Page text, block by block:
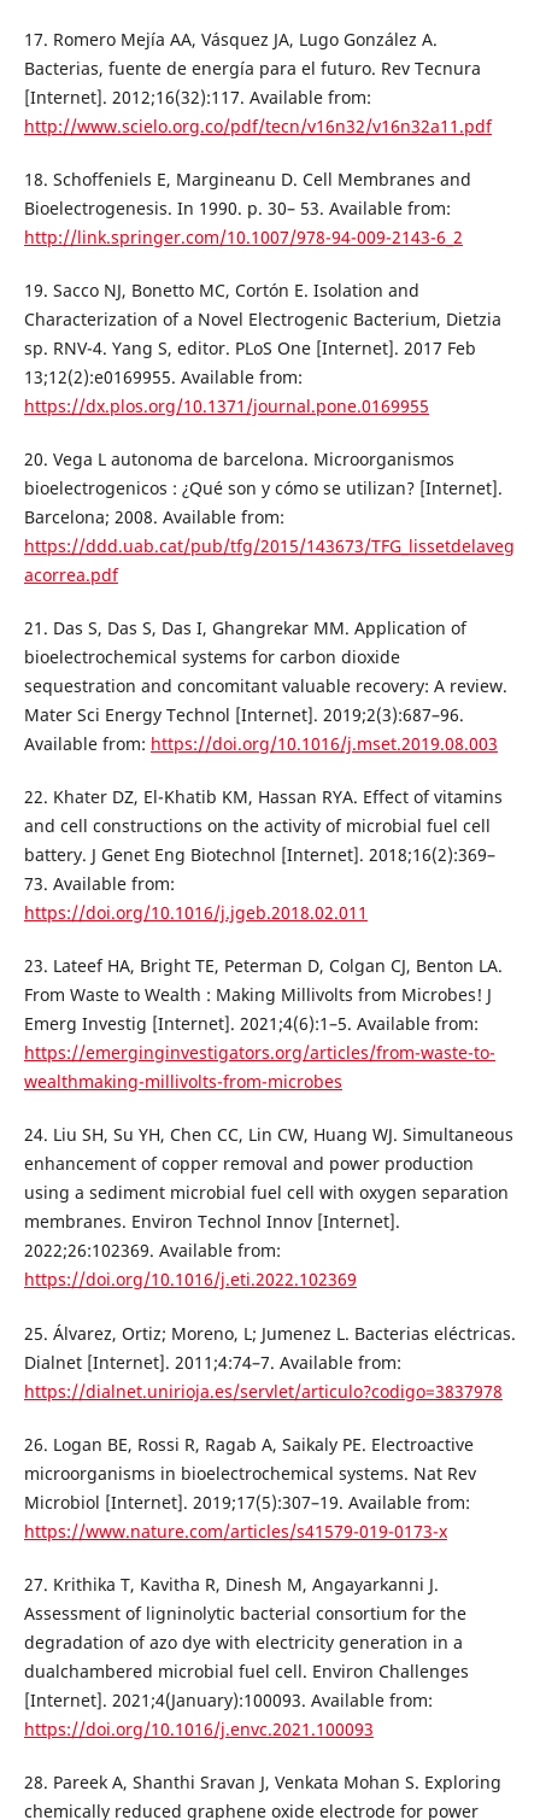
17. Romero Mejía AA, Vásquez JA, Lugo González A.
Bacterias, fuente de energía para el futuro. Rev Tecnura
[Internet]. 2012;16(32):117. Available from:
http://www.scielo.org.co/pdf/tecn/v16n32/v16n32a11.pdf
18. Schoffeniels E, Margineanu D. Cell Membranes and
Bioelectrogenesis. In 1990. p. 30– 53. Available from:
http://link.springer.com/10.1007/978-94-009-2143-6_2
19. Sacco NJ, Bonetto MC, Cortón E. Isolation and
Characterization of a Novel Electrogenic Bacterium, Dietzia
sp. RNV-4. Yang S, editor. PLoS One [Internet]. 2017 Feb
13;12(2):e0169955. Available from:
https://dx.plos.org/10.1371/journal.pone.0169955
20. Vega L autonoma de barcelona. Microorganismos
bioelectrogenicos : ¿Qué son y cómo se utilizan? [Internet].
Barcelona; 2008. Available from:
https://ddd.uab.cat/pub/tfg/2015/143673/TFG_lissetdelaveg
acorrea.pdf
21. Das S, Das S, Das I, Ghangrekar MM. Application of
bioelectrochemical systems for carbon dioxide
sequestration and concomitant valuable recovery: A review.
Mater Sci Energy Technol [Internet]. 2019;2(3):687–96.
Available from: https://doi.org/10.1016/j.mset.2019.08.003
22. Khater DZ, El-Khatib KM, Hassan RYA. Effect of vitamins
and cell constructions on the activity of microbial fuel cell
battery. J Genet Eng Biotechnol [Internet]. 2018;16(2):369–
73. Available from:
https://doi.org/10.1016/j.jgeb.2018.02.011
23. Lateef HA, Bright TE, Peterman D, Colgan CJ, Benton LA.
From Waste to Wealth : Making Millivolts from Microbes! J
Emerg Investig [Internet]. 2021;4(6):1–5. Available from:
https://emerginginvestigators.org/articles/from-waste-to-
wealthmaking-millivolts-from-microbes
24. Liu SH, Su YH, Chen CC, Lin CW, Huang WJ. Simultaneous
enhancement of copper removal and power production
using a sediment microbial fuel cell with oxygen separation
membranes. Environ Technol Innov [Internet].
2022;26:102369. Available from:
https://doi.org/10.1016/j.eti.2022.102369
25. Álvarez, Ortiz; Moreno, L; Jumenez L. Bacterias eléctricas.
Dialnet [Internet]. 2011;4:74–7. Available from:
https://dialnet.unirioja.es/servlet/articulo?codigo=3837978
26. Logan BE, Rossi R, Ragab A, Saikaly PE. Electroactive
microorganisms in bioelectrochemical systems. Nat Rev
Microbiol [Internet]. 2019;17(5):307–19. Available from:
https://www.nature.com/articles/s41579-019-0173-x
27. Krithika T, Kavitha R, Dinesh M, Angayarkanni J.
Assessment of ligninolytic bacterial consortium for the
degradation of azo dye with electricity generation in a
dualchambered microbial fuel cell. Environ Challenges
[Internet]. 2021;4(January):100093. Available from:
https://doi.org/10.1016/j.envc.2021.100093
28. Pareek A, Shanthi Sravan J, Venkata Mohan S. Exploring
chemically reduced graphene oxide electrode for power